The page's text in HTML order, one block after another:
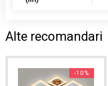
Alte recomandari
-10%